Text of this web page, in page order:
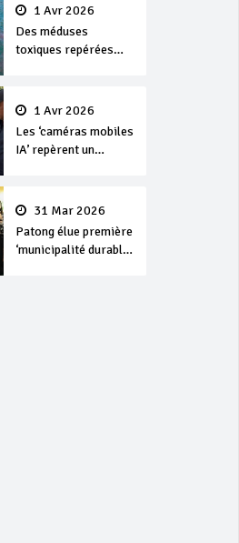
1 Avr 2026
Des méduses
toxiques repérées
1 Avr 2026
Les ‘caméras mobiles
IA’ repèrent un
séjour31 Mar 2026
Patong élue première
‘municipalité durable’